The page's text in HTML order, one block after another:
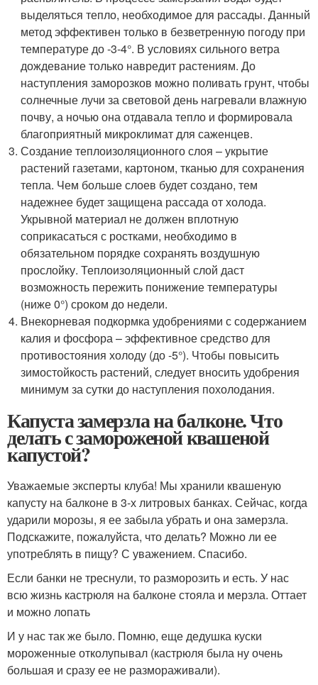
выделяться тепло, необходимое для рассады. Данный
метод эффективен только в безветренную погоду при
температуре до -3-4°. В условиях сильного ветра
дождевание только навредит растениям. До
наступления заморозков можно поливать грунт, чтобы
солнечные лучи за световой день нагревали влажную
почву, а ночью она отдавала тепло и формировала
благоприятный микроклимат для саженцев.
Создание теплоизоляционного слоя – укрытие
растений газетами, картоном, тканью для сохранения
тепла. Чем больше слоев будет создано, тем
надежнее будет защищена рассада от холода.
Укрывной материал не должен вплотную
соприкасаться с ростками, необходимо в
обязательном порядке сохранять воздушную
прослойку. Теплоизоляционный слой даст
возможность пережить понижение температуры
(ниже 0°) сроком до недели.
Внекорневая подкормка удобрениями с содержанием
калия и фосфора – эффективное средство для
противостояния холоду (до -5°). Чтобы повысить
зимостойкость растений, следует вносить удобрения
минимум за сутки до наступления похолодания.
Капуста замерзла на балконе. Что
делать с замороженой квашеной
капустой?
Уважаемые эксперты клуба! Мы хранили квашеную
капусту на балконе в 3-х литровых банках. Сейчас, когда
ударили морозы, я ее забыла убрать и она замерзла.
Подскажите, пожалуйста, что делать? Можно ли ее
употреблять в пищу? С уважением. Спасибо.
Если банки не треснули, то разморозить и есть. У нас
всю жизнь кастрюля на балконе стояла и мерзла. Оттает
и можно лопать
И у нас так же было. Помню, еще дедушка куски
мороженные отколупывал (кастрюля была ну очень
большая и сразу ее не размораживали).